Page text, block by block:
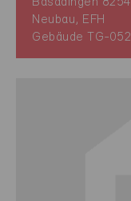
Neubau, EFH
Gebäude TG-052